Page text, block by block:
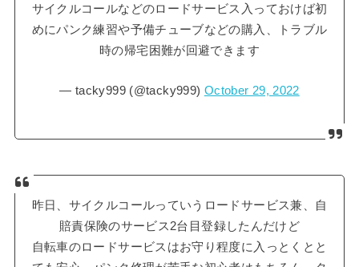
サイクルコールなどのロードサービス入っておけば初
めにパンク練習や予備チューブなどの購入、トラブル
時の帰宅困難が回避できます
— tacky999 (@tacky999) October 29, 2022
昨日、サイクルコールっていうロードサービス兼、自
賠責保険のサービス2台目登録したんだけど
自転車のロードサービスはお守り程度に入っとくとと